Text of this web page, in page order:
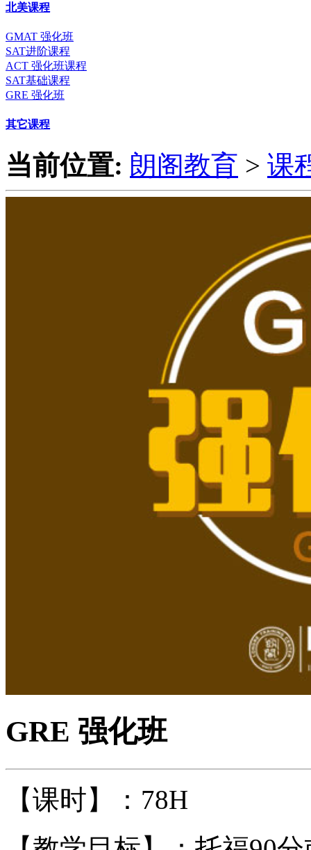
北美课程
GMAT 强化班
SAT进阶课程
ACT 强化班课程
SAT基础课程
GRE 强化班
其它课程
当前位置: 朗阁教育 > 课
GRE 强化班
【课时】：78H